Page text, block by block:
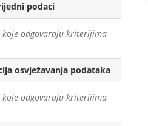
podaci
koje odgovaraju kriterijima
osvježavanja podataka
koje odgovaraju kriterijima